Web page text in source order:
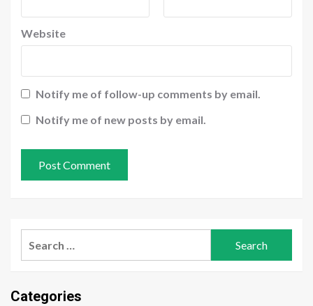
Website
Notify me of follow-up comments by email.
Notify me of new posts by email.
Categories